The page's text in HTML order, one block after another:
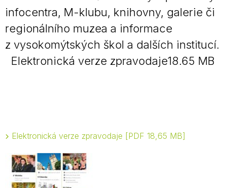
infocentra, M-klubu, knihovny, galerie či
regionálního muzea a informace
z vysokomýtských škol a dalších institucí.
Elektronická verze zpravodaje18.65 MB
Elektronická verze zpravodaje PDF 18,65 MB